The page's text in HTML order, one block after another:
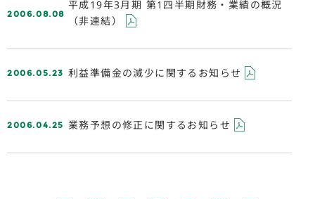
2006.08.08 平成19年3月期 第1四半期財務・業績の概況
（非連結）
2006.05.23 利益準備金の減少に関するお知らせ
2006.04.25 業務予想の修正に関するお知らせ